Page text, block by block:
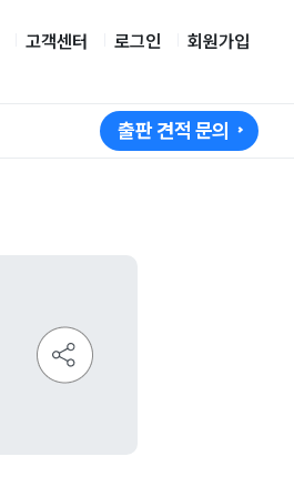
고객센터 로그인 회원가입
출판 견적 문의